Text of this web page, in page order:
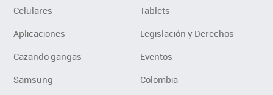
Celulares
Tablets
Aplicaciones
Legislación y Derechos
Cazando gangas
Eventos
Samsung
Colombia